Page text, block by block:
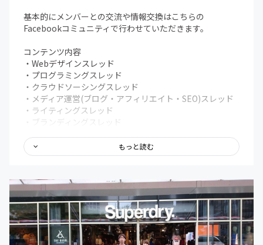
基本的にメンバーとの交流や情報交換はこちらの
Facebookコミュニティで行わせていただきます。
コンテンツ内容
・Webデザインスレッド
・プログラミングスレッド
・クラウドソーシングスレッド
・メディア運営(ブログ・アフィリエイト・SEO)スレッド
・ライティングスレッド
・ブランディングスレッド
・Todo・タスク管理・作業効率化スレッド
・会計・税務スレッド
・ワークショップスレッド
・各講師に質問スレッド
・息抜きスレッド
・独立、パラレルキャリア相談スレッド
・仕事依頼スレッド
・オンライン朝活スレッド
もっと読む